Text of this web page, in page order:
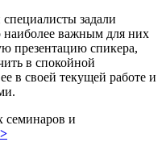
задали
важным для них
презентацию спикера,
в спокойной
в своей текущей работе и
семинаров и